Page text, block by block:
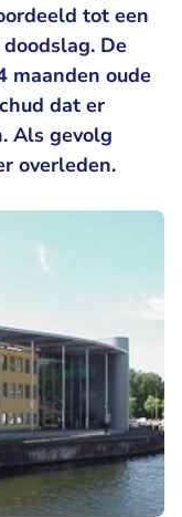
tot een
De
maanden oude
dat er
Als gevolg
overleden.